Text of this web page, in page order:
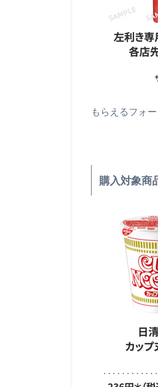
もらえるフォ
購入対象商